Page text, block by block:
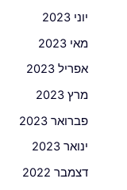
יוני 2023
מאי 2023
אפריל 2023
מרץ 2023
פברואר 2023
ינואר 2023
דצמבר 2022